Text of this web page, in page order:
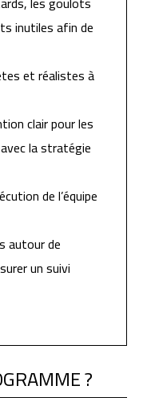
inutiles afin de
et réalistes à
clair pour les
la stratégie
de l’équipe
autour de
un suivi
?